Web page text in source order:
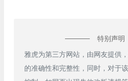
特别声明
雅虎为第三方网站，由网友提供
的准确性和完整性，同时，对于